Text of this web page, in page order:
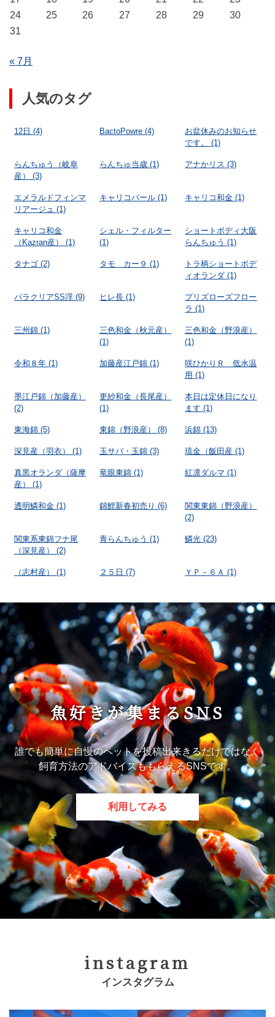
24
25 26 27 28 29
30
31
« 7月
人気のタグ
12日 (4) BactoPowre (4)
お盆休みのお知らせ
です。
(1)
らんちゅう（岐阜
産）
(3)
らんちゅ当歳 (1) アナかリス (3)
エメラルドフィンマ
リアージュ (1)
キャリコパール (1) キャリコ和金 (1)
キャリコ和金
（Kazran産）
(1)
シェル・フィルター
(1)
ショートボディ大阪
らんちゅう (1)
タナゴ (2) タモ カー９ (1)
トラ柄ショートボデ
ィオランダ (1)
パラクリアSS浮 (9) ヒレ長 (1)
プリズローズフロー
ラ (1)
三州錦 (1)
三色和金（秋元産）
(1)
三色和金（野浪産）
(1)
令和８年 (1) 加藤産江戸錦 (1)
咲ひかりＲ 低水温
用 (1)
墨江戸錦（加藤産）
(2)
更紗和金（長尾産）
(1)
本日は定休日になり
ます (1)
東海錦 (5) 東錦（野浪産） (8) 浜錦 (13)
深見産（羽衣） (1) 玉サバ・玉錦 (3) 琉金（飯田産 (1)
真黒オランダ（薩摩
産）
(1)
竜眼東錦 (1) 紅凛ダルマ (1)
透明鱗和金 (1) 錦鯉新春初売り (6)
関東東錦（野浪産）
(2)
関東系東錦フナ尾
（深見産）
(2)
青らんちゅう (1) 鱗光 (23)
（志村産） (1) ２５日 (7) ＹＰ－６Ａ (1)
魚好きが集まるSNS
誰でも簡単に自慢のペットを投稿出来きるだけではなく
飼育方法のアドバイスももらえるSNSです。
利用してみる
instagram
インスタグラム